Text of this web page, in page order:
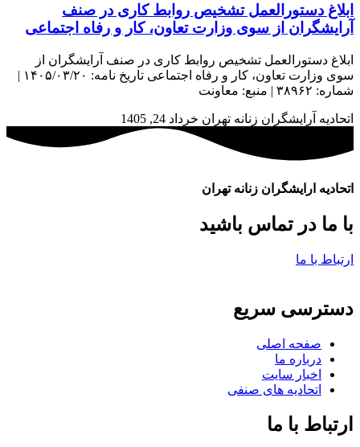
ابلاغ دستورالعمل تشخیص روابط کاری در صنف
آرایشگران از سوی وزارت تعاون، کار و رفاه اجتماعی
ابلاغ دستورالعمل تشخیص روابط کاری در صنف آرایشگران از
سوی وزارت تعاون، کار و رفاه اجتماعی تاریخ نامه: ۱۴۰۵/۰۳/۲۰ |
شماره: ۳۸۹۶۲ | منبع: معاونت
اتحادیه آرایشگران زنانه تهران خرداد 24, 1405
اتحادیه ارایشگران زنانه تهران
با ما در تماس باشید
ارتباط با ما
دسترسی سریع
صفحه اصلی
درباره ما
اخبار سایت
اتحادیه های صنفی
ارتباط با ما